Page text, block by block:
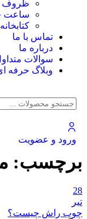
ظروف
ساعت
تماس با ما
درباره ما
سوالات
وبلاگ حرفه
ورود و عضویت
برچسب:
28
تیر
چوب راش چیست؟